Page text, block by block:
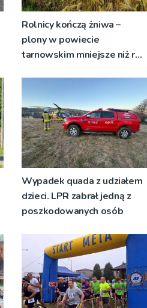
Rolnicy kończą żniwa –
plony w powiecie
tarnowskim mniejsze niż rok
Wypadek quada z udziałem
dzieci. LPR zabrał jedną z
poszkodowanych osób